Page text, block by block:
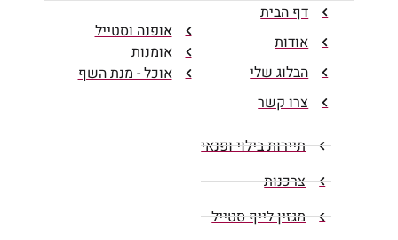
דף הבית
אודות
הבלוג שלי
צרו קשר
אופנה וסטייל
אומנות
אוכל - מנת השף
תיירות בילוי ופנאי
צרכנות
מגזין לייף סטייל